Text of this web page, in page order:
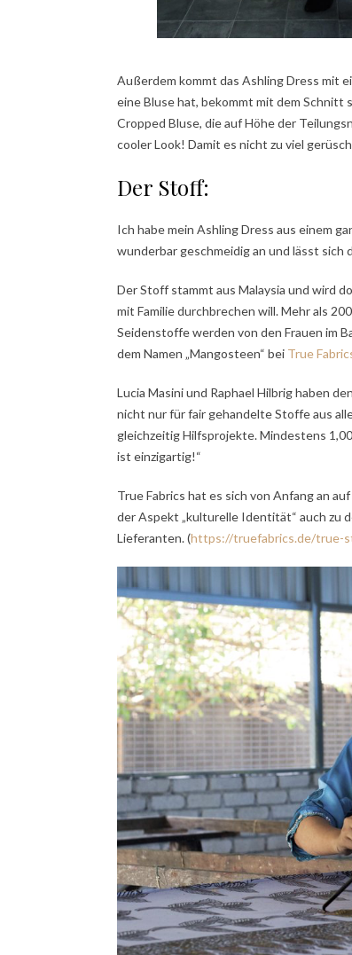
Außerdem kommt das Ashling Dress mit
eine Bluse hat, bekommt mit dem Schnitt
Cropped Bluse, die auf Höhe der
cooler Look! Damit es nicht zu viel
Der Stoff:
Ich habe mein Ashling Dress aus einem
wunderbar geschmeidig an und lässt sich
Der Stoff stammt aus Malaysia und wird
mit Familie durchbrechen will. Mehr als
Seidenstoffe werden von den Frauen im
dem Namen „Mangosteen“ bei True
Lucia Masini und Raphael Hilbrig haben
nicht nur für fair gehandelte Stoffe aus
gleichzeitig Hilfsprojekte. Mindestens
ist einzigartig!“
True Fabrics hat es sich von Anfang an
der Aspekt „kulturelle Identität“ auch zu
Lieferanten. (https://truefabrics.de/true-